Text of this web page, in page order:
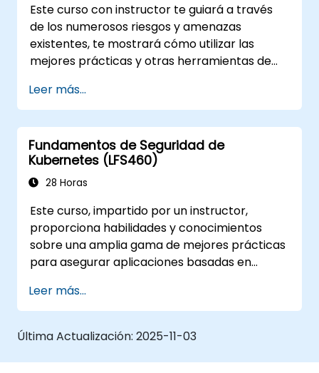
Este curso con instructor te guiará a través
de los numerosos riesgos y amenazas
existentes, te mostrará cómo utilizar las
mejores prácticas y otras herramientas de
esas amenazas, y te enseñará lo que
necesitas saber para detectar y recuperarte
de los ataques que realmente ocurren.
Leer más...
Fundamentos de Seguridad de
Kubernetes (LFS460)
28 Horas
Este curso, impartido por un instructor,
proporciona habilidades y conocimientos
sobre una amplia gama de mejores prácticas
para asegurar aplicaciones basadas en
durante la construcción, implementación y
ejecución.
Leer más...
Última Actualización: 2025-11-03